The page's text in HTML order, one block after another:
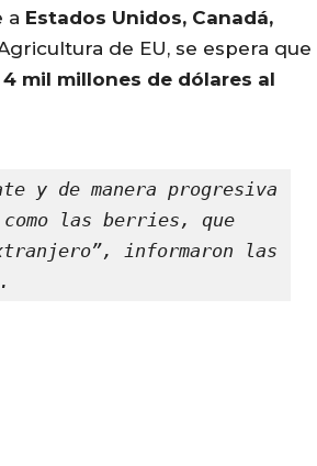
a Estados Unidos, Canadá,
de EU, se espera que
mil millones de dólares al
y de manera progresiva
las berries, que
informaron las